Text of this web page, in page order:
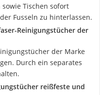
Tischen sofort
Fusseln zu hinterlassen.
Reinigungstücher der
der Marke
Durch ein separates
reißfeste und